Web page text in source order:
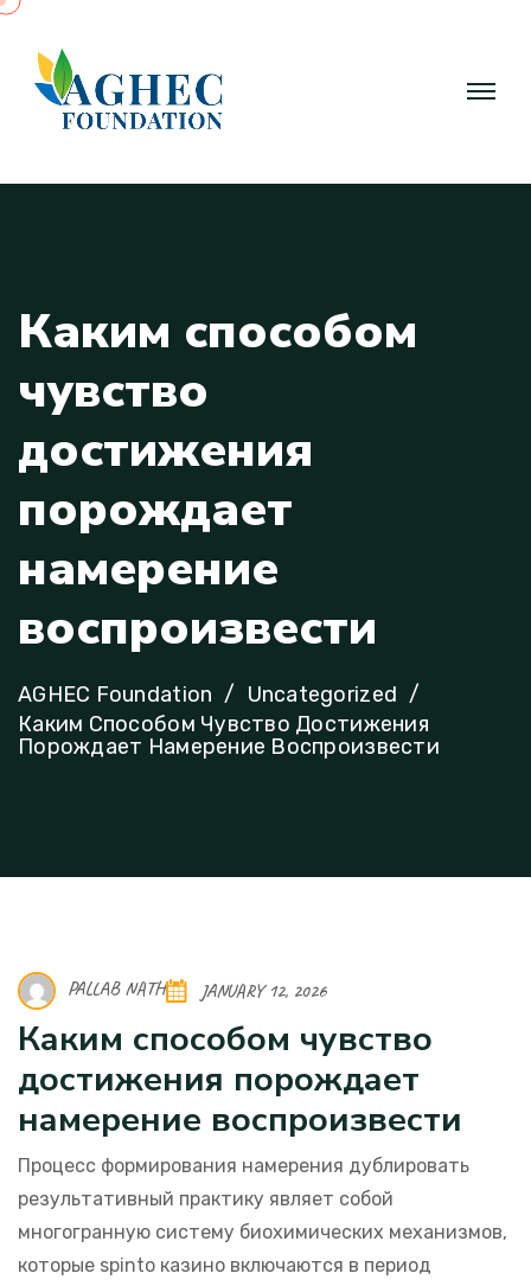
Каким способом
чувство
достижения
порождает
намерение
воспроизвести
AGHEC Foundation
Uncategorized
Каким Способом Чувство Достижения
Порождает Намерение Воспроизвести
PALLAB NATH JANUARY 12, 2026
Каким способом чувство
достижения порождает
намерение воспроизвести
Процесс формирования намерения дублировать
результативный практику являет собой
многогранную систему биохимических механизмов,
которые spinto казино включаются в период